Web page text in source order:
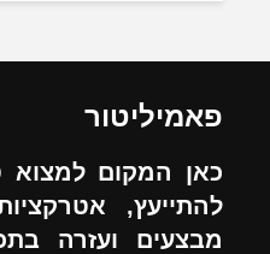
פאמיליטור
כאן המקום למצוא
להתייעץ,
מבצעים ועזרה